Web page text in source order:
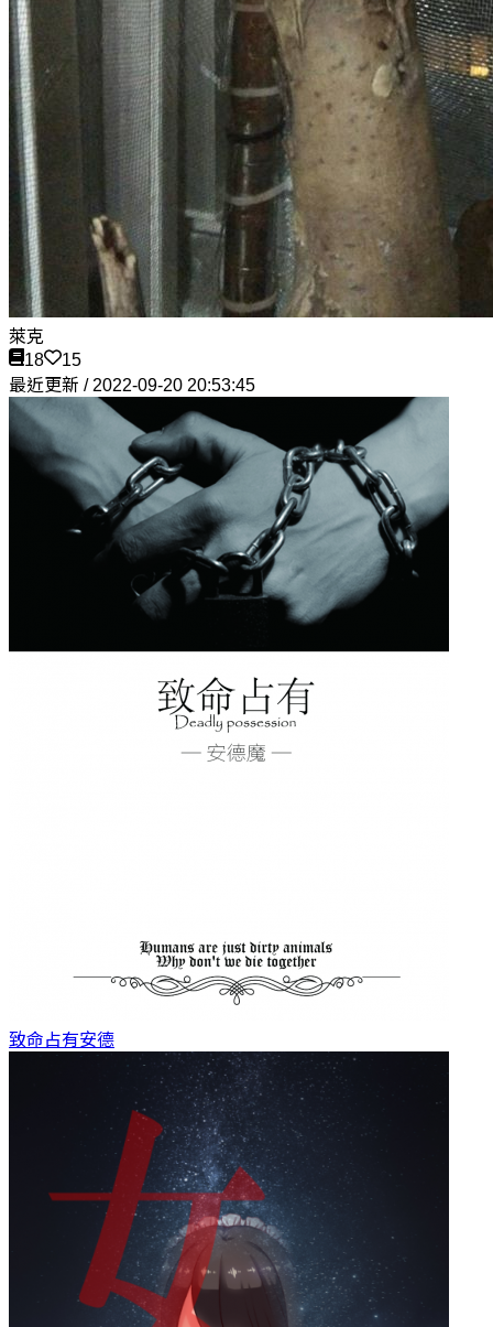
萊克
18
15
最近更新 / 2022-09-20 20:53:45
致命占有安德